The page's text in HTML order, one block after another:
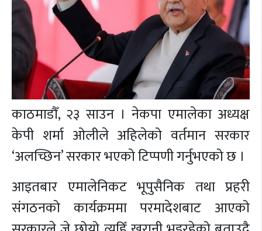
काठमाडौँ, २३ साउन । नेकपा एमालेका अध्यक्ष
केपी शर्मा ओलीले अहिलेको वर्तमान सरकार
‘अलच्छिन’ सरकार भएको टिप्पणी गर्नुभएको छ ।
आइतबार एमालेनिकट भूपुसैनिक तथा प्रहरी
संगठनको कार्यक्रममा परमादेशबाट आएको